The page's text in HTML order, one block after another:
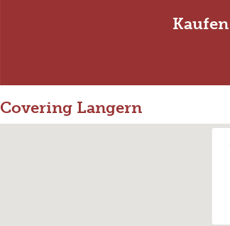
Covering Langern